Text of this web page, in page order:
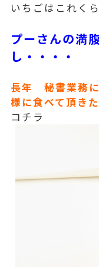
いちごはこれく
プーさんの満
し・・・・
長年 秘書業務に
様に食べて頂き
コチラ